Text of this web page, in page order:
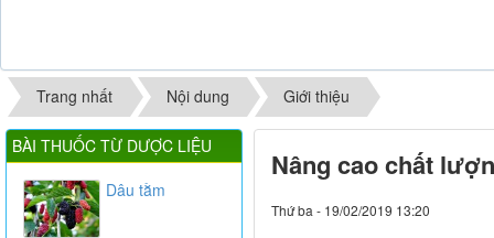
Trang nhất Nội dung Giới thiệu
Nâng cao chất
Thứ ba - 19/02/2019 13:20
BÀI THUỐC TỪ DƯỢC LIỆU
Dâu tằm